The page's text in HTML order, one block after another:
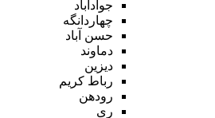
جوادآباد
چهاردانگه
حسن آباد
دماوند
دیزین
رباط کریم
رودهن
ری